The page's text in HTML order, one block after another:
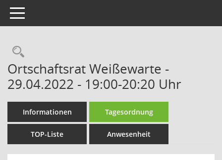
Toggle navigation
Rechercheauswahl
Ortschaftsrat Weißewarte -
29.04.2022 - 19:00-20:20 Uhr
Informationen Tagesordnung
TOP-Liste Anwesenheit